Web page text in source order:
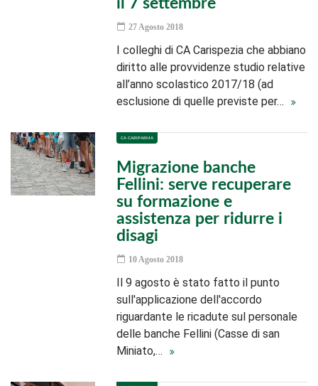
27 Agosto 2018
I colleghi di CA Carispezia che abbiano
diritto alle provvidenze studio relative
all’anno scolastico 2017/18 (ad
esclusione di quelle previste per…
CA CARIPARMA
Migrazione banche
Fellini: serve recuperare
su formazione e
assistenza per ridurre i
disagi
10 Agosto 2018
Il 9 agosto è stato fatto il punto
sull'applicazione dell'accordo
riguardante le ricadute sul personale
delle banche Fellini (Casse di san
Miniato,…